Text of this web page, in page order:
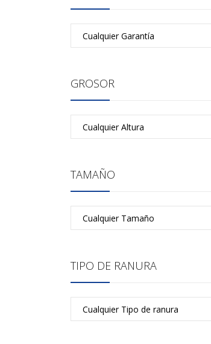
GROSOR
TAMAÑO
TIPO DE RANURA